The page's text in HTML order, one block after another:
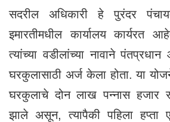
सदरील अधिकारी हे पुरंदर
इमारतीमधील कार्यालय कार्यरत
त्यांच्या वडीलांच्या नावाने
घरकुलासाठी अर्ज केला होता. या
घरकुलाचे दोन लाख पन्नास हजार
झाले असून, त्यापैकी पहिला हप्ता